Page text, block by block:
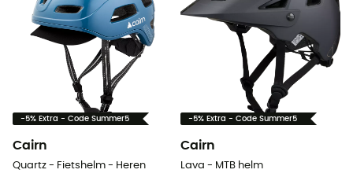
-5% Extra - Code Summer5
Cairn
Quartz - Fietshelm - Heren
-5% Extra - Code Summer5
Cairn
Lava - MTB helm